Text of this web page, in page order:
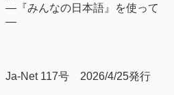
―『みんなの日本語』を使って
―
Ja-Net 117号 2026/4/25発行